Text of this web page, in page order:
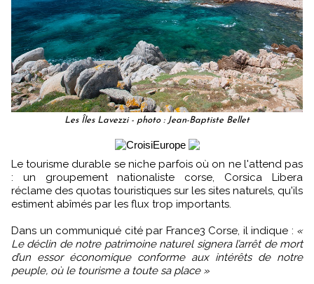
Les Îles Lavezzi - photo : Jean-Baptiste Bellet
Le tourisme durable se niche parfois où on ne l'attend pas
: un groupement nationaliste corse, Corsica Libera
réclame des quotas touristiques sur les sites naturels, qu'ils
estiment abîmés par les flux trop importants.
Dans un communiqué cité par France3 Corse, il indique : «
Le déclin de notre patrimoine naturel signera l’arrêt de mort
d’un essor économique conforme aux intérêts de notre
peuple, où le tourisme a toute sa place »